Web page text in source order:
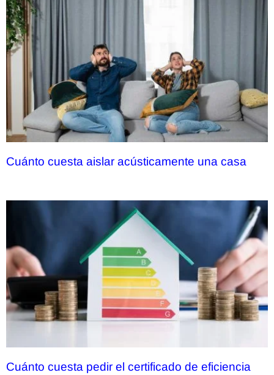
Cuánto cuesta aislar acústicamente una casa
Cuánto cuesta pedir el certificado de eficiencia